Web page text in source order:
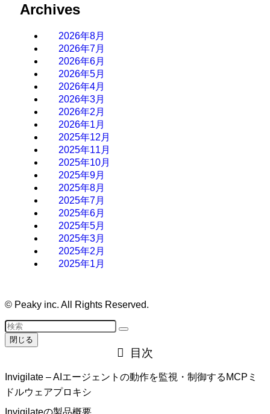
Archives
2026年8月
2026年7月
2026年6月
2026年5月
2026年4月
2026年3月
2026年2月
2026年1月
2025年12月
2025年11月
2025年10月
2025年9月
2025年8月
2025年7月
2025年6月
2025年5月
2025年3月
2025年2月
2025年1月
© Peaky inc. All Rights Reserved.
閉じる
目次
Invigilate – AIエージェントの動作を監視・制御するMCPミ
ドルウェアプロキシ